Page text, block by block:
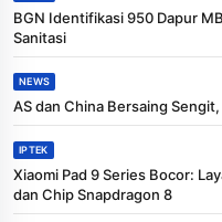
BGN Identifikasi 950 Dapur
Sanitasi
NEWS
AS dan China Bersaing
IPTEK
Xiaomi Pad 9 Series Bocor:
dan Chip Snapdragon 8